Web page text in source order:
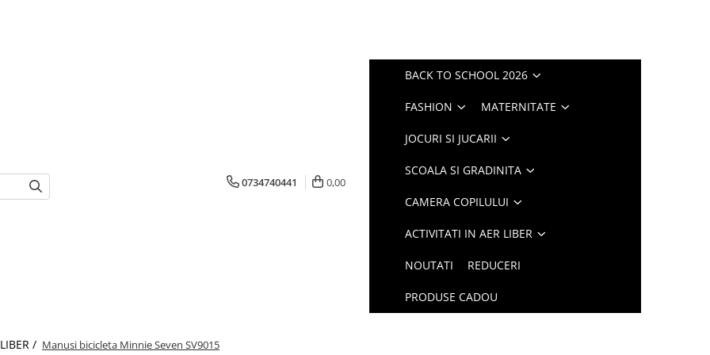
0734740441 0,00
BACK TO SCHOOL 2026
FASHION MATERNITATE
JOCURI SI JUCARII
SCOALA SI GRADINITA
CAMERA COPILULUI
ACTIVITATI IN AER LIBER
NOUTATI REDUCERI
PRODUSE CADOU
/ Manusi bicicleta Minnie Seven SV9015